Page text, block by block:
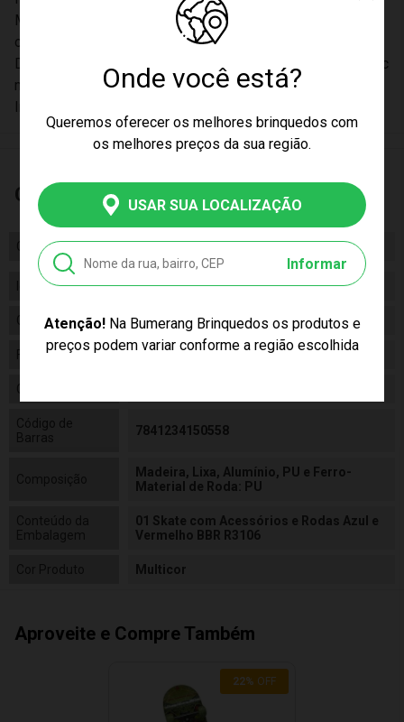
Onde você está?
Queremos oferecer os melhores brinquedos com
os melhores preços da sua região.
USAR SUA LOCALIZAÇÃO
Informar
Atenção!Na Bumerang Brinquedos os produtos e
preços podem variar conforme a região escolhida
Material: Madeira, Lixa, Alumínio, PU e Ferro- Material de R
oda: PU
Dimensões do produto : Comprimento: 20 cm- Largura: 79 c
m- Altura: 10 cm
Inmetro 002 169/2022
Características
Certificado/ Selo Inmetro Inmetro 002 169/2022
Idade 06+
Gênero Unissex
Fabricante BBR Toys
Código
Código de
Barras
7841234150558
Madeira, Lixa, Alumínio, PU e Ferro-
Material de Roda: PU
01 Skate com Acessórios e Rodas Azul e
Vermelho BBR R3106
Multicor
Aproveite e Compre Também
22% OFF